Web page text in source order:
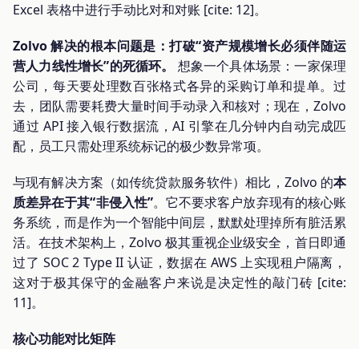
Excel 表格中进行手动比对和对账 [cite: 12]。
Zolvo 解决的根本问题是：打破“资产规模增长必须伴随运
营人力线性增长”的死循环。
想象一个具体场景：一家保理
公司，每天要处理数百张格式各异的采购订单和提单。过
去，团队需要耗费大量时间手动录入和核对；现在，Zolvo
通过 API 接入银行数据流，AI 引擎在几分钟内自动完成匹
配，员工只需处理系统标记的极少数异常项。
与现有解决方案（如传统贷款服务软件）相比，Zolvo 的本
质差异在于其“非侵入性”。它不要求客户放弃现有的核心账
务系统，而是作为一个智能中间层，默默处理掉所有脏活累
活。在技术架构上，Zolvo 极其重视企业级安全，首日即通
过了 SOC 2 Type II 认证，数据在 AWS 上实现租户隔离，
这对于极其保守的金融客户来说是决定性的敲门砖 [cite:
11]。
核心功能对比矩阵